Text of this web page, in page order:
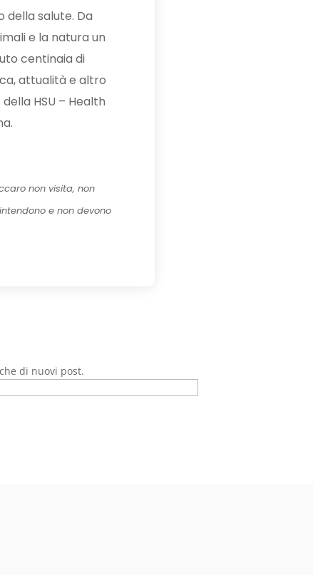
della salute. Da
e la natura un
centinaia di
attualità e altro
HSU – Health
non visita, non
e non devono
di nuovi post.